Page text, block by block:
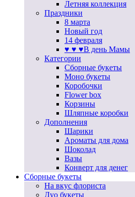
Летняя коллекция
Праздники
8 марта
Новый год
14 февраля
♥ ♥ ♥В день Мамы
Категории
Сборные букеты
Моно букеты
Коробочки
Flower box
Корзины
Шляпные коробки
Дополнения
Шарики
Ароматы для дома
Шоколад
Вазы
Конверт для денег
Сборные букеты
На вкус флориста
Дуо букеты